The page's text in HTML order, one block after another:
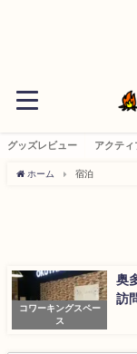
グッズレビュー アクティ
ホーム 宿泊
コワーキングスペー
ス
奥
訪